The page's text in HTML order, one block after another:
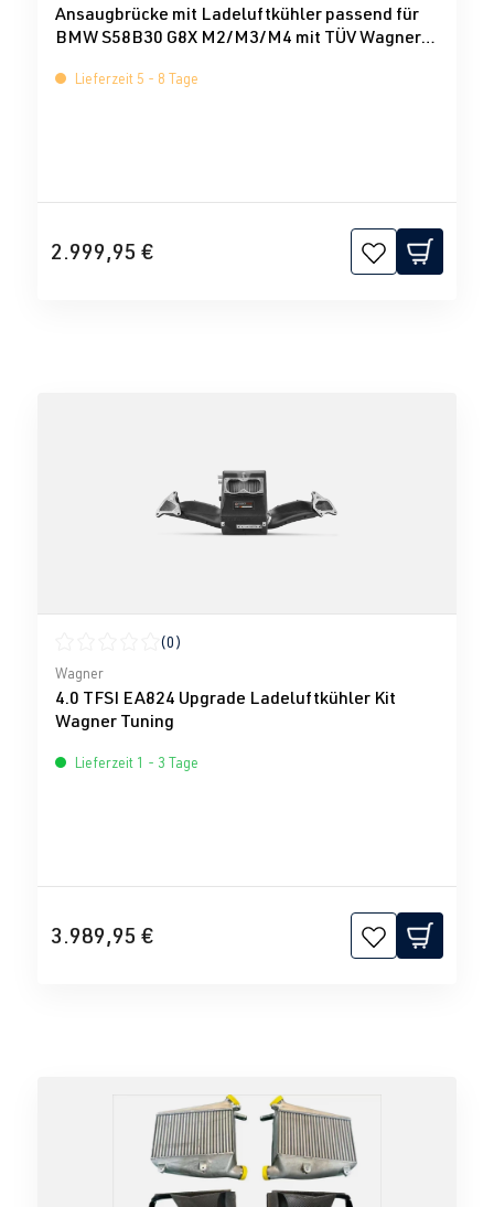
Ansaugbrücke mit Ladeluftkühler passend für
BMW S58B30 G8X M2/M3/M4 mit TÜV Wagner
Lieferzeit 5 - 8 Tage
2.999,95 €
Durchschnittliche Bewertung von 0 von 5 Sternen
(0)
Wagner
4.0 TFSI EA824 Upgrade Ladeluftkühler Kit
Wagner Tuning
Lieferzeit 1 - 3 Tage
3.989,95 €